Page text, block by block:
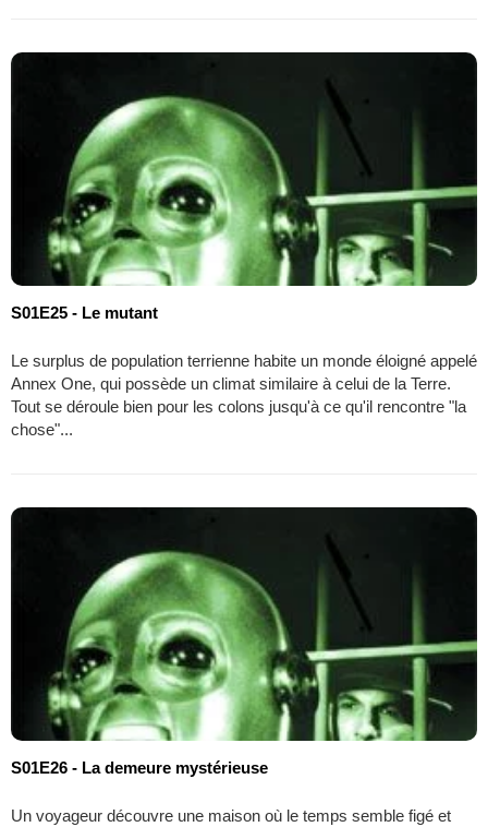
S01E25 - Le mutant
Le surplus de population terrienne habite un monde éloigné appelé
Annex One, qui possède un climat similaire à celui de la Terre.
Tout se déroule bien pour les colons jusqu'à ce qu'il rencontre "la
chose"...
S01E26 - La demeure mystérieuse
Un voyageur découvre une maison où le temps semble figé et